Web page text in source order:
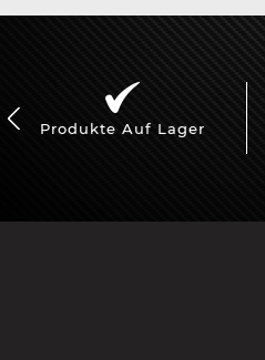
Produkte Auf Lager